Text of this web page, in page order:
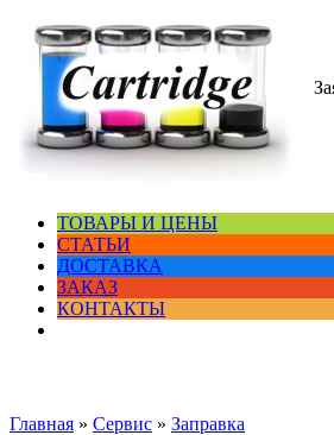
ТОВАРЫ И ЦЕНЫ
СТАТЬИ
ДОСТАВКА
ЗАКАЗ
КОНТАКТЫ
Главная » Сервис » Заправка